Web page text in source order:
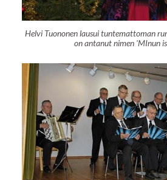
Helvi Tuononen lausui tuntemattoman
on antanut nimen 'MInun